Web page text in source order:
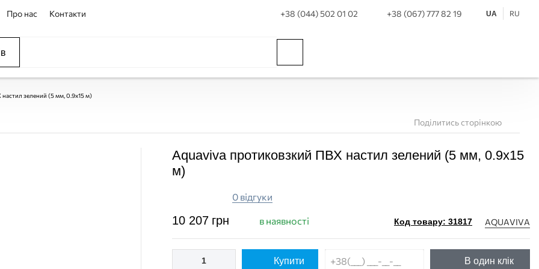
Про нас Контакти +38 (044) 502 01 02 +38 (067) 777 82 19 UA RU
зелений (5 мм, 0.9х15 м)
Поділитись сторінкою
Aquaviva протиковзкий ПВХ настил зелений (5 мм, 0.9х15
м)
0 відгуки
10 207 грн в наявності Код товару: 31817 AQUAVIVA
Купити В один клік